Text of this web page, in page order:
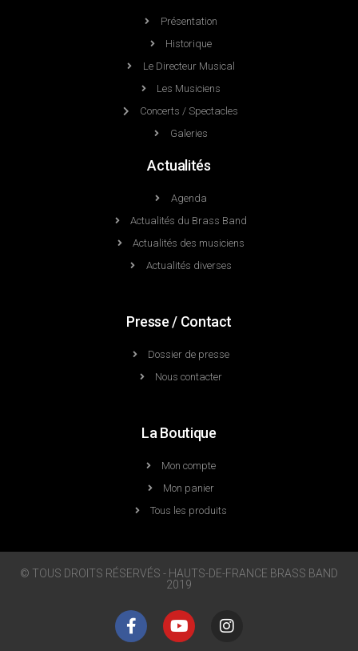
Présentation
Historique
Le Directeur Musical
Les Musiciens
Concerts / Spectacles
Galeries
Actualités
Agenda
Actualités du Brass Band
Actualités des musiciens
Actualités diverses
Presse / Contact
Dossier de presse
Nous contacter
La Boutique
Mon compte
Mon panier
Tous les produits
© TOUS DROITS RÉSERVÉS - HAUTS-DE-FRANCE BRASS BAND
2019